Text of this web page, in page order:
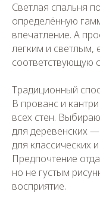
Светлая спальня
определённую
впечатление. А
легким и светлым,
соответствующую
Традиционный
В прованс и
всех стен.
для деревенских
для классических
Предпочтение
но не густым
восприятие.